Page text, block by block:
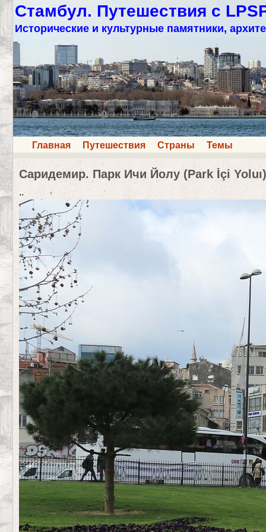
Стамбул. Путешествия с
Исторические и культурные памятники,
Главная Путешествия Страны Темы
Саридемир. Парк Ичи Йолу (Park İçi Yoluı)
..